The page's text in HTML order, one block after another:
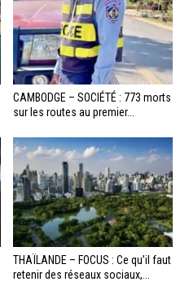
CAMBODGE – SOCIÉTÉ : 773 morts
sur les routes au premier...
THAÏLANDE – FOCUS : Ce qu’il faut
retenir des réseaux sociaux,...